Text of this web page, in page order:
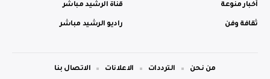
أخبار منوعة
ثقافة وفن
قناة الرشيد مباشر
راديو الرشيد مباشر
من نحن الترددات الاعلانات الاتصال بنا